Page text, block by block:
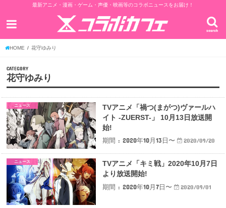
最新アニメ・漫画・ゲーム・声優・映画等のコラボニュースをお届け！
search
HOME 花守ゆみり
CATEGORY
花守ゆみり
ニュース
TVアニメ「禍つ(まがつ)ヴァールハ
イト -ZUERST-」 10月13日放送開
始!
期間 : 2020年10月13日〜
2020/09/20
ニュース
TVアニメ「キミ戦」2020年10月7日
より放送開始!
期間 : 2020年10月7日〜
2020/09/01